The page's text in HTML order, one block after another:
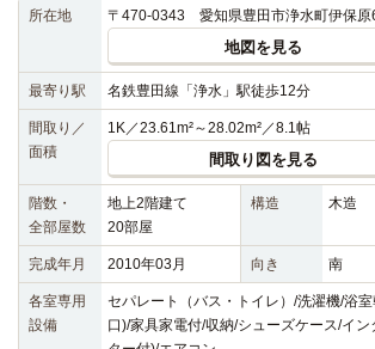
所在地 〒470-0343 愛知県豊田市浄水町伊保原
地図を見る
最寄り駅 名鉄豊田線「浄水」駅徒歩12分
間取り／
面積
1K／23.61m²～28.02m²／8.1帖
間取り図を見る
階数・
全部屋数
地上2階建て
20部屋
構造 木造
完成年月 2010年03月 向き 南
各室専用
設備
セパレート（バス・トイレ）/洗濯機/浴
口)/家具家電付/収納/シューズケース/イ